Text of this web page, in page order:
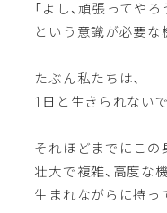
「よし、頑張ってやろ
という意識が必要な
たぶん私たちは、
1日と生きられないで
それほどまでにこの
壮大で複雑、高度な機
生まれながらに持っ